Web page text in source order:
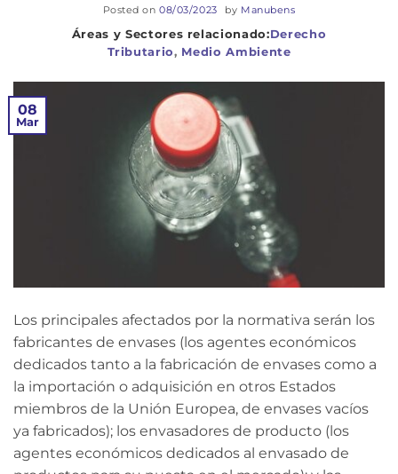
Derecho
Tributario, Medio Ambiente
Posted on08/03/2023 by Manubens
08
Mar
Los principales afectados por la normativa serán los
fabricantes de envases (los agentes económicos
dedicados tanto a la fabricación de envases como a
la importación o adquisición en otros Estados
miembros de la Unión Europea, de envases vacíos
ya fabricados); los envasadores de producto (los
agentes económicos dedicados al envasado de